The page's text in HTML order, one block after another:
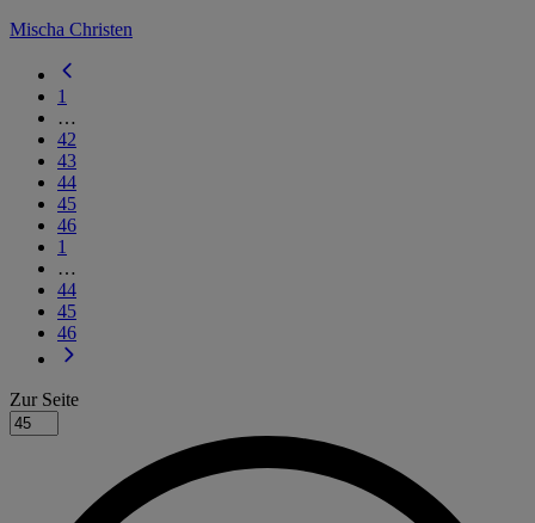
Mischa Christen
1
…
42
43
44
45
46
1
…
44
45
46
Zur Seite